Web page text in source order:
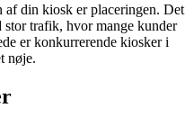
af din kiosk er placeringen. Det
trafik, hvor mange kunder
er konkurrerende kiosker i
nøje.